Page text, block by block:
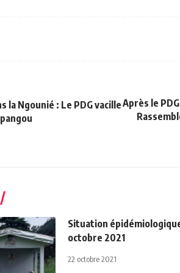
la Ngounié : Le PDG vacilleAprès le
Situation
octobre 2021
22 octobre 2021